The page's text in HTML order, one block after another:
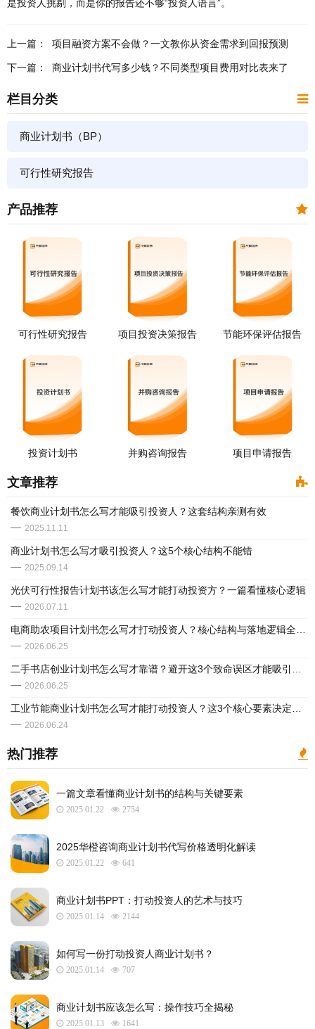
是投资人挑剔，而是你的报告还不够“投资人语言”。
上一篇： ​项目融资方案不会做？一文教你从资金需求到回报预测
下一篇： ​商业计划书代写多少钱？不同类型项目费用对比表来了
栏目分类
商业计划书（BP）
可行性研究报告
产品推荐
可行性研究报告 项目投资决策报告 节能环保评估报告
投资计划书 并购咨询报告 项目申请报告
文章推荐
餐饮商业计划书怎么写才能吸引投资人？这套结构亲测有效
2025.11.11
​商业计划书怎么写才吸引投资人？这5个核心结构不能错
2025.09.14
光伏可行性报告计划书该怎么写才能打动投资方？一篇看懂核心逻辑
2026.07.11
2026.06.25
2026.06.25
2026.06.24
热门推荐
一篇文章看懂商业计划书的结构与关键要素
2025.01.22 2754
2025华橙咨询商业计划书代写价格透明化解读
2025.01.22 641
​商业计划书PPT：打动投资人的艺术与技巧
2025.01.14 2144
如何写一份打动投资人商业计划书？
2025.01.14 707
商业计划书应该怎么写：操作技巧全揭秘
2025.01.13 1641